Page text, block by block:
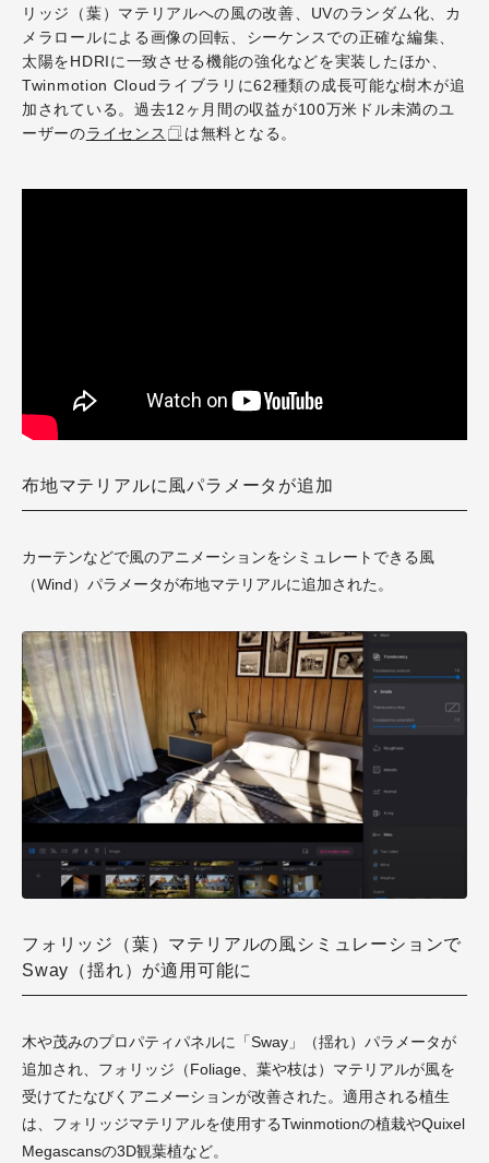
リッジ（葉）マテリアルへの風の改善、UVのランダム化、カ
メラロールによる画像の回転、シーケンスでの正確な編集、
太陽をHDRIに一致させる機能の強化などを実装したほか、
Twinmotion Cloudライブラリに62種類の成長可能な樹木が追
加されている。過去12ヶ月間の収益が100万米ドル未満のユ
ーザーのライセンス は無料となる。
布地マテリアルに風パラメータが追加
カーテンなどで風のアニメーションをシミュレートできる風
（Wind）パラメータが布地マテリアルに追加された。
フォリッジ（葉）マテリアルの風シミュレーションで
Sway（揺れ）が適用可能に
木や茂みのプロパティパネルに「Sway」（揺れ）パラメータが
追加され、フォリッジ（Foliage、葉や枝は）マテリアルが風を
受けてたなびくアニメーションが改善された。適用される植生
は、フォリッジマテリアルを使用するTwinmotionの植栽やQuixel
Megascansの3D観葉植など。